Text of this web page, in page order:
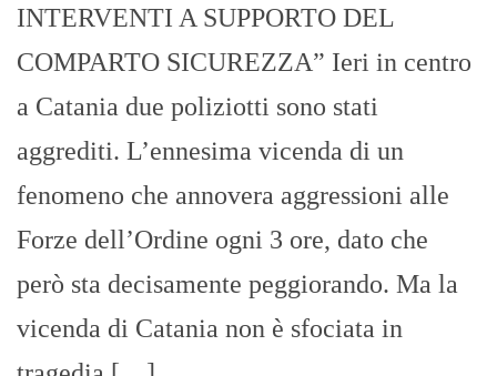
tragedia […]
Troppi incidenti sul viale Italia, il
Consigliere Carbone chiede
l’installazione di dissuasori o dossi